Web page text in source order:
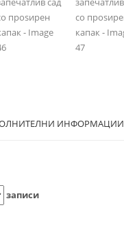
ИНФОРМАЦИИ
записи